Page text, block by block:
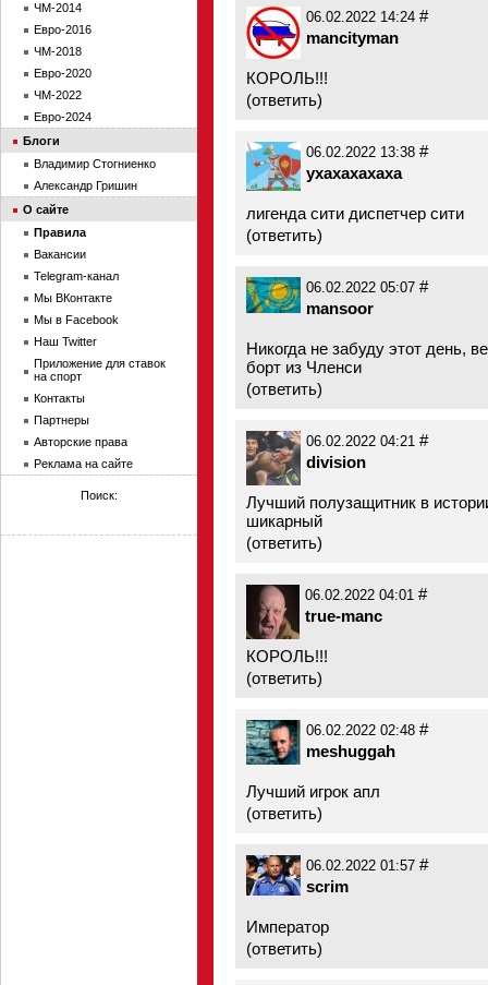
06.02.2022 14:24 #
mancityman
КОРОЛЬ!!!
(ответить)
06.02.2022 13:38 #
yxaxaxaxaxa
лигенда сити диспетчер сити
(ответить)
06.02.2022 05:07 #
mansoor
Никогда не забуду этот день,
борт из Членси
(ответить)
06.02.2022 04:21 #
division
Лучший полузащитник в
шикарный
(ответить)
06.02.2022 04:01 #
true-manc
КОРОЛЬ!!!
(ответить)
06.02.2022 02:48 #
meshuggah
Лучший игрок апл
(ответить)
06.02.2022 01:57 #
scrim
Император
(ответить)
ЧМ-2014
Евро-2016
ЧМ-2018
Евро-2020
ЧМ-2022
Евро-2024
Блоги
Владимир Стогниенко
Александр Гришин
О сайте
Правила
Вакансии
Telegram-канал
Мы ВКонтакте
Мы в Facebook
Наш Twitter
Приложение для ставок
на спорт
Контакты
Партнеры
Авторские права
Реклама на сайте
Поиск: